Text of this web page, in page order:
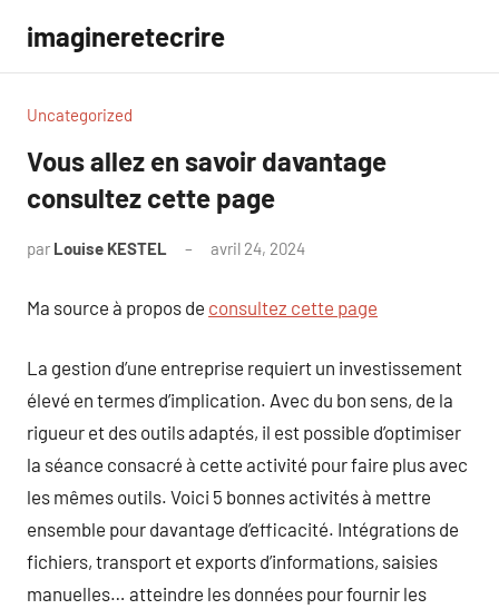
contenu
imagineretecrire
Uncategorized
Vous allez en savoir davantage
consultez cette page
par Louise KESTEL avril 24, 2024
Ma source à propos de consultez cette page
La gestion d’une entreprise requiert un investissement
élevé en termes d’implication. Avec du bon sens, de la
rigueur et des outils adaptés, il est possible d’optimiser
la séance consacré à cette activité pour faire plus avec
les mêmes outils. Voici 5 bonnes activités à mettre
ensemble pour davantage d’efficacité. Intégrations de
fichiers, transport et exports d’informations, saisies
manuelles… atteindre les données pour fournir les